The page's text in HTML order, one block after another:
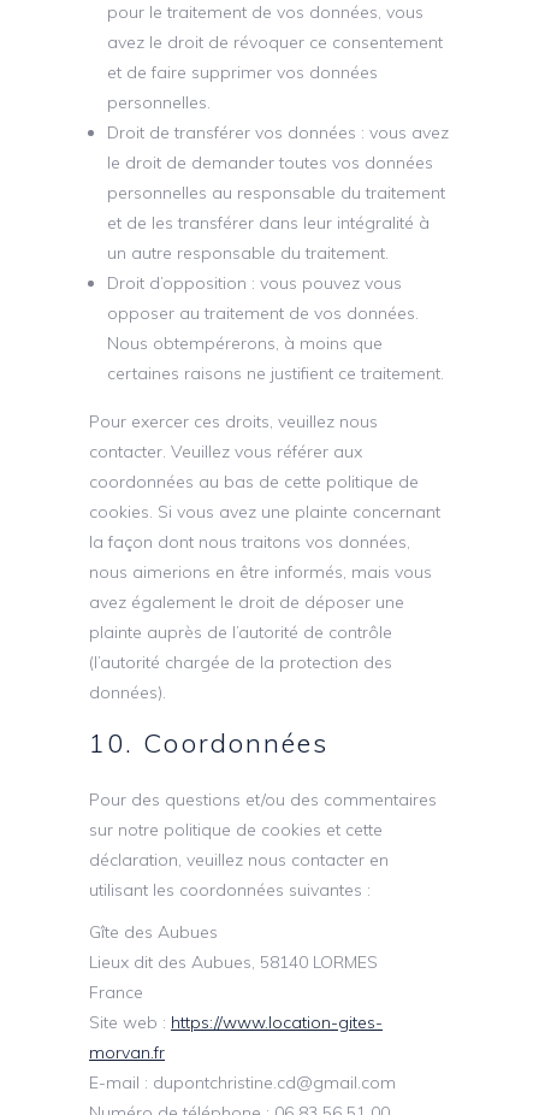
pour le traitement de vos données, vous
avez le droit de révoquer ce consentement
et de faire supprimer vos données
personnelles.
Droit de transférer vos données : vous avez
le droit de demander toutes vos données
personnelles au responsable du traitement
et de les transférer dans leur intégralité à
un autre responsable du traitement.
Droit d’opposition : vous pouvez vous
opposer au traitement de vos données.
Nous obtempérerons, à moins que
certaines raisons ne justifient ce traitement.
Pour exercer ces droits, veuillez nous
contacter. Veuillez vous référer aux
coordonnées au bas de cette politique de
cookies. Si vous avez une plainte concernant
la façon dont nous traitons vos données,
nous aimerions en être informés, mais vous
avez également le droit de déposer une
plainte auprès de l’autorité de contrôle
(l’autorité chargée de la protection des
données).
10. Coordonnées
Pour des questions et/ou des commentaires
sur notre politique de cookies et cette
déclaration, veuillez nous contacter en
utilisant les coordonnées suivantes :
Gîte des Aubues
Lieux dit des Aubues, 58140 LORMES
France
Site web : https://www.location-gites-
morvan.fr
E-mail : dupontchristine.cd@gmail.com